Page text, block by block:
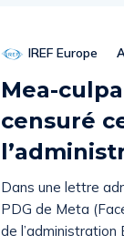
IREF Europe
Mea-
censuré
Dans une lettre
PDG de Meta
de